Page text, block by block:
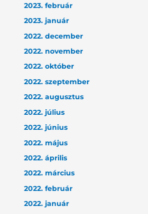
2023. február
2023. január
2022. december
2022. november
2022. október
2022. szeptember
2022. augusztus
2022. július
2022. június
2022. május
2022. április
2022. március
2022. február
2022. január